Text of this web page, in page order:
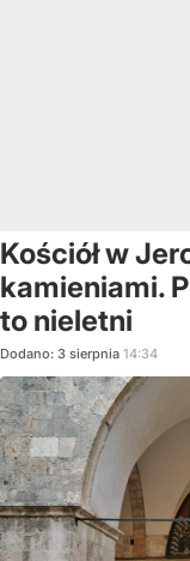
Kościół w
kamieniami.
to nieletni
Dodano: 3 sierpnia 14:34